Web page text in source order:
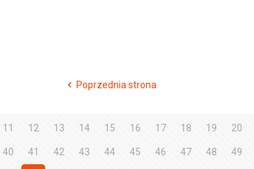
Poprzednia strona
11 12 13 14 15 16 17 18 19 20
40 41 42 43 44 45 46 47 48 49